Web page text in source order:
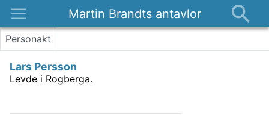
Martin Brandts antavlor
Platser
Om
Personakt
Lars Persson
Levde i Rogberga.